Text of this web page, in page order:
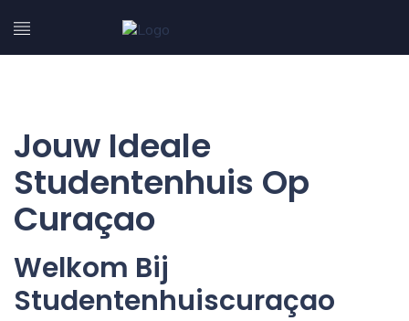
Jouw Ideale
Studentenhuis Op
Curaçao
Welkom Bij
Studentenhuiscuraçao